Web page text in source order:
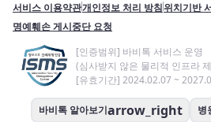
서비스 이용약관개인정보 처리 방침위치기반
명예훼손 게시중단 요청
[인증범위] 바비톡 서비스 운영
(심사받지 않은 물리적 인프라
[유효기간] 2024.02.07 ~
바비톡 알아보기arrow_right 병